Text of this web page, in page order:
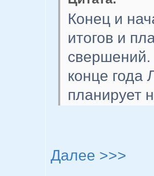
Конец и
итогов и
конце года
планирует
Далее >>>